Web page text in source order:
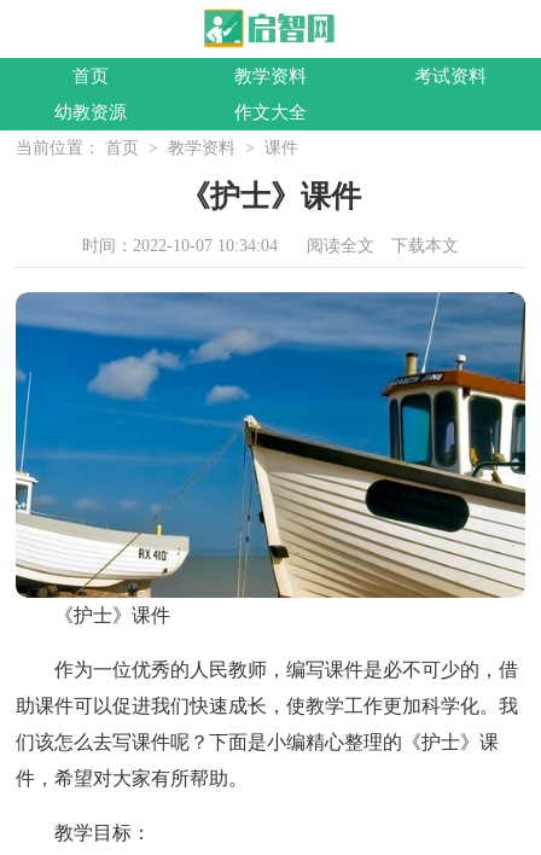
首页 教学资料
考试资料
幼教资源
作文大全
当前位置： 首页 > 教学资料 > 课件
《护士》课件
时间：2022-10-07 10:34:04 阅读全文 下载本文
《护士》课件
作为一位优秀的人民教师，编写课件是必不可少的，借
助课件可以促进我们快速成长，使教学工作更加科学化。我
们该怎么去写课件呢？下面是小编精心整理的《护士》课
件，希望对大家有所帮助。
教学目标：